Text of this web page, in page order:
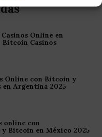
Online en
Bitcoin Casinos
Online con Bitcoin y
Argentina 2025
online con
Bitcoin en México 2025